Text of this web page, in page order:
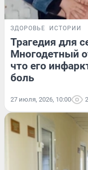
ЗДОРОВЬЕ ИСТОРИИ
Трагедия для
Многодетный
что его
боль
27 июля, 2026, 10:00